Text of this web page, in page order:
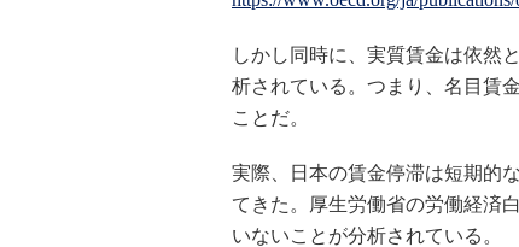
しかし同時に、実質賃金は依然
析されている。つまり、名目賃
ことだ。
実際、日本の賃金停滞は短期的
てきた。厚生労働省の労働経済
いないことが分析されている。